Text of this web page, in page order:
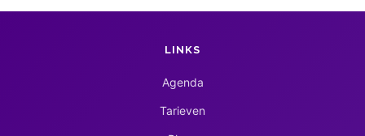
LINKS
Agenda
Tarieven